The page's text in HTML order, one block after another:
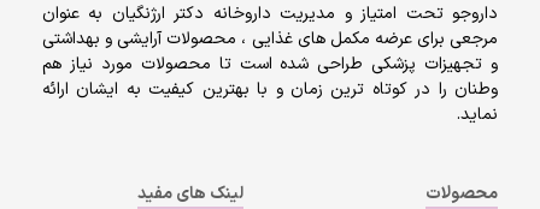
داروجو تحت امتیاز و مدیریت داروخانه دکتر ارژنگیان به عنوان
مرجعی برای عرضه مکمل های غذایی ، محصولات آرایشی و بهداشتی
و تجهیزات پزشکی طراحی شده است تا محصولات مورد نیاز هم
وطنان را در کوتاه ترین زمان و با بهترین کیفیت به ایشان ارائه
نماید.
محصولات لینک های مفید